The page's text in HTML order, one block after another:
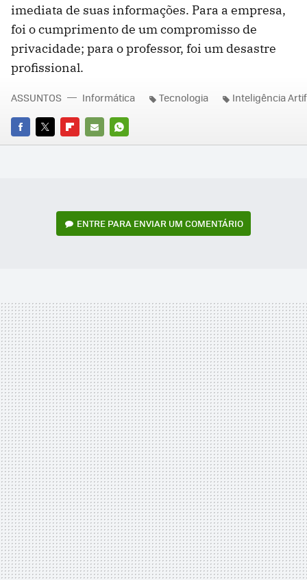
imediata de suas informações. Para a empresa,
foi o cumprimento de um compromisso de
privacidade; para o professor, foi um desastre
profissional.
FACEBOOK
TWITTERFLIPBOARD
E-
WHATSAPP
ASSUNTOS Informática Tecnologia Inteligência
ENTRE PARA ENVIAR UM COMENTÁRIO